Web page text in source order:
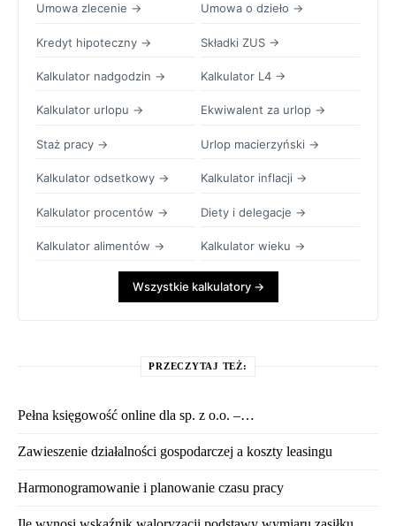
Umowa zlecenie → Umowa o dzieło →
Kredyt hipoteczny → Składki ZUS →
Kalkulator nadgodzin → Kalkulator L4 →
Kalkulator urlopu → Ekwiwalent za urlop →
Staż pracy → Urlop macierzyński →
Kalkulator odsetkowy → Kalkulator inflacji →
Kalkulator procentów → Diety i delegacje →
Kalkulator alimentów → Kalkulator wieku →
Wszystkie kalkulatory →
PRZECZYTAJ TEŻ:
Pełna księgowość online dla sp. z o.o. –…
Zawieszenie działalności gospodarczej a koszty leasingu
Harmonogramowanie i planowanie czasu pracy